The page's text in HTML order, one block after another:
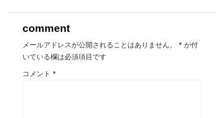
comment
メールアドレスが公開されることはありません。 * が付
いている欄は必須項目です
コメント *